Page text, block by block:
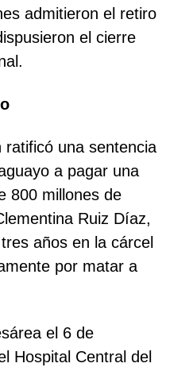
admitieron el retiro
el cierre
ratificó una sentencia
a pagar una
800 millones de
Ruiz Díaz,
años en la cárcel
por matar a
el 6 de
Hospital Central del